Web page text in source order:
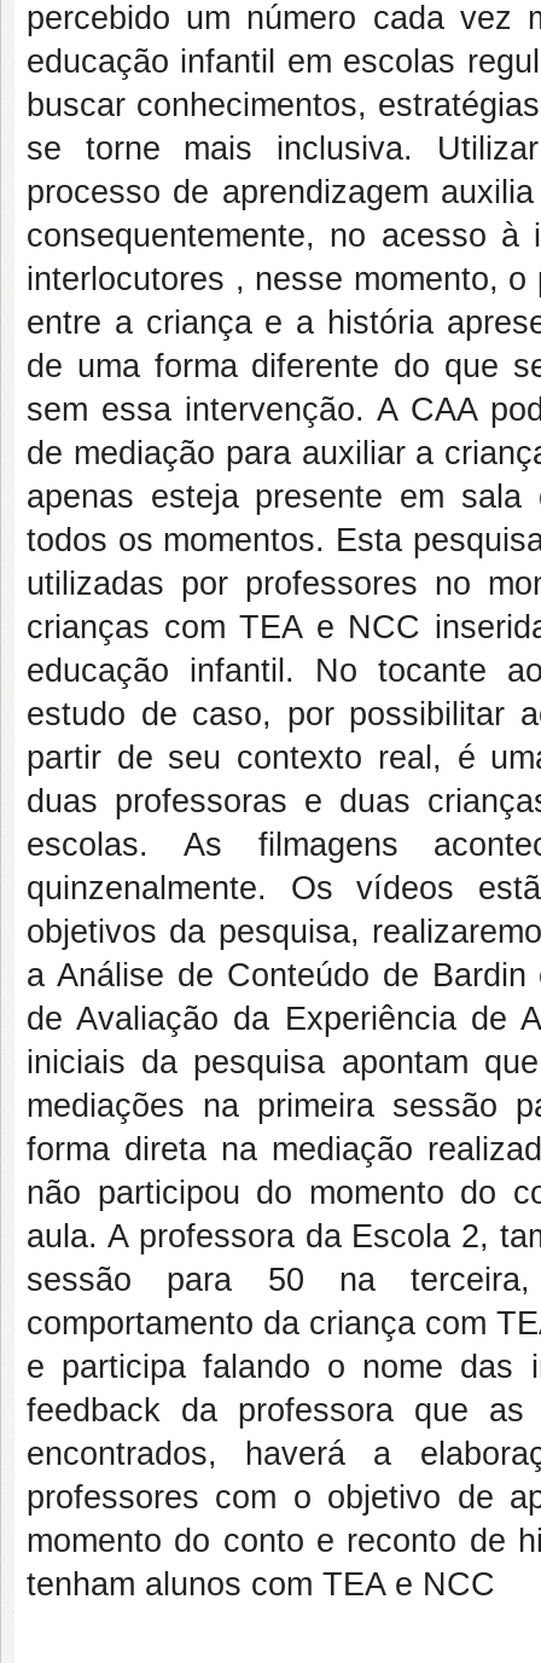
percebido um número cada vez
educação infantil em escolas
buscar conhecimentos,
se torne mais inclusiva.
processo de aprendizagem
consequentemente, no acesso
interlocutores , nesse momento,
entre a criança e a história
de uma forma diferente do que
sem essa intervenção. A CAA
de mediação para auxiliar a
apenas esteja presente em
todos os momentos. Esta
utilizadas por professores no
crianças com TEA e NCC
educação infantil. No tocante
estudo de caso, por possibilitar
partir de seu contexto real, é
duas professoras e duas
escolas. As filmagens
quinzenalmente. Os vídeos
objetivos da pesquisa,
a Análise de Conteúdo de
de Avaliação da Experiência de
iniciais da pesquisa apontam
mediações na primeira sessão
forma direta na mediação
não participou do momento do
aula. A professora da Escola 2,
sessão para 50 na
comportamento da criança com
e participa falando o nome das
feedback da professora que
encontrados, haverá a
professores com o objetivo de
momento do conto e reconto de
tenham alunos com TEA e NCC